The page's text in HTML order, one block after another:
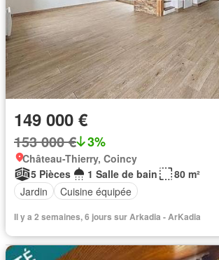
149 000 €
153 000 € 3%
Château-Thierry, Coincy
5 Pièces
1 Salle de bain
80 m²
Jardin
Cuisine équipée
Il y a 2 semaines, 6 jours sur Arkadia - ArKadia